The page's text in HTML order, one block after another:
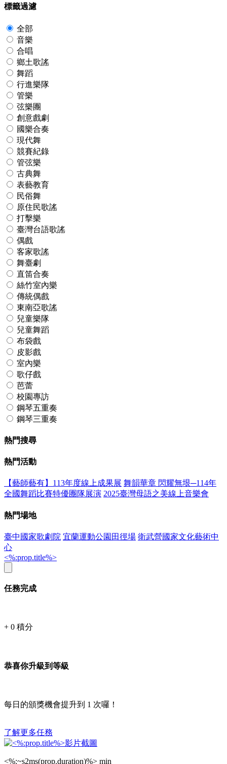
標籤過濾
全部
音樂
合唱
鄉土歌謠
舞蹈
行進樂隊
管樂
弦樂團
創意戲劇
國樂合奏
現代舞
競賽紀錄
管弦樂
古典舞
表藝教育
民俗舞
原住民歌謠
打擊樂
臺灣台語歌謠
偶戲
客家歌謠
舞臺劇
直笛合奏
絲竹室內樂
傳統偶戲
東南亞歌謠
兒童樂隊
兒童舞蹈
布袋戲
皮影戲
室內樂
歌仔戲
芭蕾
校園專訪
鋼琴五重奏
鋼琴三重奏
熱門搜尋
熱門活動
【藝師藝有】113年度線上成果展 舞韻華章 閃耀無垠─114年
全國舞蹈比賽特優團隊展演 2025臺灣母語之美線上音樂會
熱門場地
臺中國家歌劇院 宜蘭運動公園田徑場 衛武營國家文化藝術中
心
<%:prop.title%>
任務完成
+ 0 積分
恭喜你升級到等級
每日的頒獎機會提升到 1 次囉！
了解更多任務
<%:~s2ms(prop.duration)%> min